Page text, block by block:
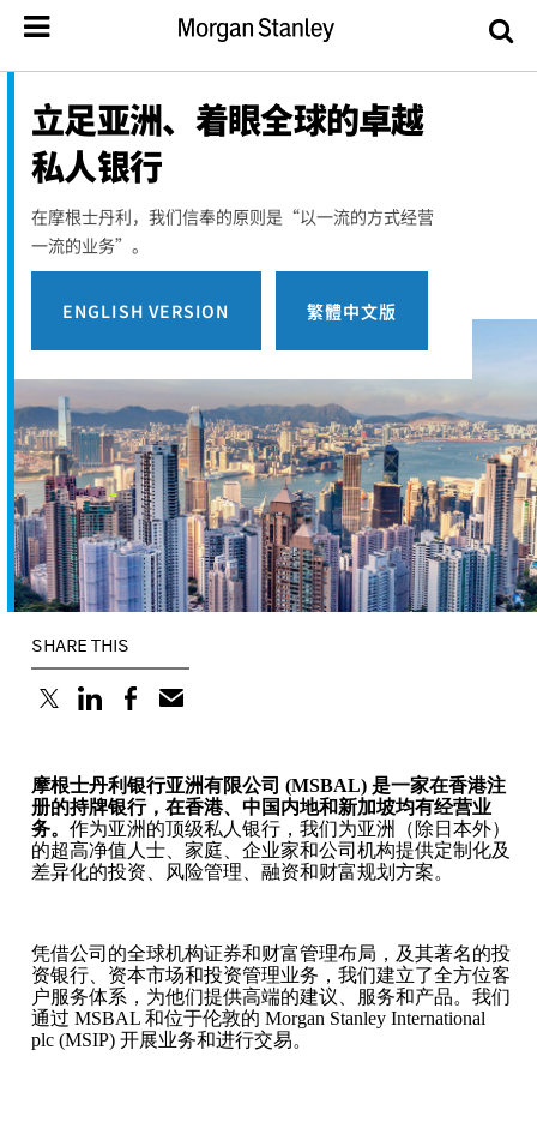
立足亚洲、着眼全球的卓越
私人银行
在摩根士丹利，我们信奉的原则是“以一流的方式经营
一流的业务”。
ENGLISH VERSION 繁體中文版
SHARE THIS
(opens in a new tab)
(opens in a new tab)
(opens in a new tab)
摩根士丹利银行亚洲有限公司 (MSBAL) 是一家在香港注
册的持牌银行，在香港、中国内地和新加坡均有经营业
务。 作为亚洲的顶级私人银行，我们为亚洲（除日本外）
的超高净值人士、家庭、企业家和公司机构提供定制化及
差异化的投资、风险管理、融资和财富规划方案。
凭借公司的全球机构证券和财富管理布局，及其著名的投
资银行、资本市场和投资管理业务，我们建立了全方位客
户服务体系，为他们提供高端的建议、服务和产品。我们
通过 MSBAL 和位于伦敦的 Morgan Stanley International
plc (MSIP) 开展业务和进行交易。